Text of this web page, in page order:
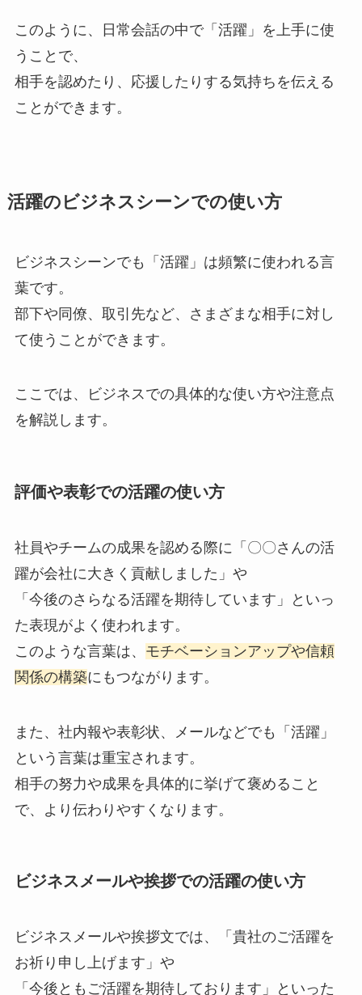
このように、日常会話の中で「活躍」を上手に使
うことで、
相手を認めたり、応援したりする気持ちを伝える
ことができます。
活躍のビジネスシーンでの使い方
ビジネスシーンでも「活躍」は頻繁に使われる言
葉です。
部下や同僚、取引先など、さまざまな相手に対し
て使うことができます。
ここでは、ビジネスでの具体的な使い方や注意点
を解説します。
評価や表彰での活躍の使い方
社員やチームの成果を認める際に「〇〇さんの活
躍が会社に大きく貢献しました」や
「今後のさらなる活躍を期待しています」といっ
た表現がよく使われます。
このような言葉は、 モチベーションアップや信頼
関係の構築にもつながります。
また、社内報や表彰状、メールなどでも「活躍」
という言葉は重宝されます。
相手の努力や成果を具体的に挙げて褒めること
で、より伝わりやすくなります。
ビジネスメールや挨拶での活躍の使い方
ビジネスメールや挨拶文では、「貴社のご活躍を
お祈り申し上げます」や
「今後ともご活躍を期待しております」といった